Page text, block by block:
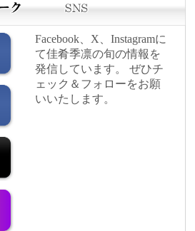
Facebook、X、Instagramに
て佳肴季凛の旬の情報を
発信しています。 ぜひチ
ェック＆フォローをお願
いいたします。